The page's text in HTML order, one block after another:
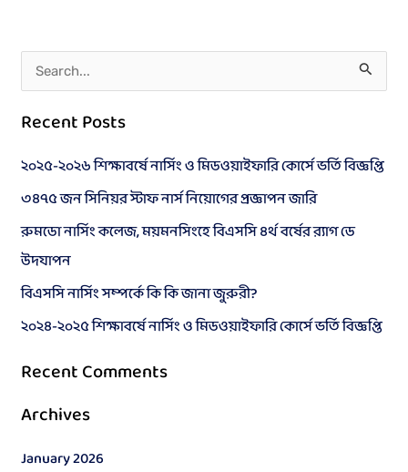
a
r
c
f
r
:
Recent Posts
২০২৫-২০২৬ শিক্ষাবর্ষে নার্সিং ও মিডওয়াইফারি কোর্সে ভর্তি বিজ্ঞপ্তি
৩৪৭৫ জন সিনিয়র স্টাফ নার্স নিয়োগের প্রজ্ঞাপন জারি
রুমডো নার্সিং কলেজ, ময়মনসিংহে বিএসসি ৪র্থ বর্ষের র‍্যাগ ডে
উদযাপন
বিএসসি নার্সিং সম্পর্কে কি কি জানা জুরুরী?
২০২৪-২০২৫ শিক্ষাবর্ষে নার্সিং ও মিডওয়াইফারি কোর্সে ভর্তি বিজ্ঞপ্তি
Recent Comments
Archives
January 2026